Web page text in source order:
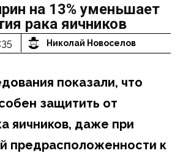
на 13% уменьшает
рака яичников
Николай Новоселов
показали, что
защитить от
яичников, даже при
предрасположенности к